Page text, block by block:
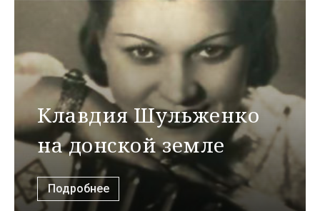
Клавдия Шульженко
на донской земле
Подробнее